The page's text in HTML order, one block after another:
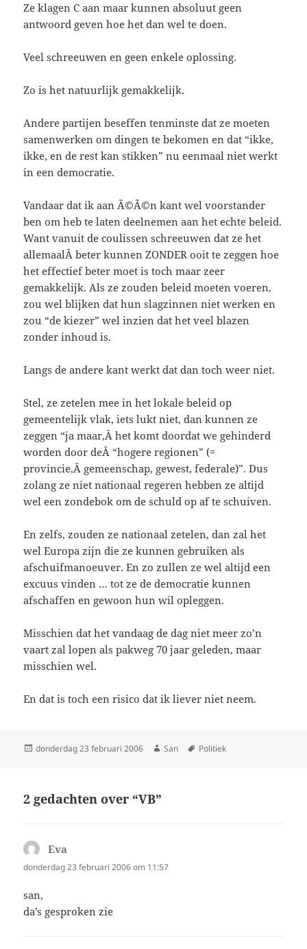
Ze klagen C aan maar kunnen absoluut geen
antwoord geven hoe het dan wel te doen.
Veel schreeuwen en geen enkele oplossing.
Zo is het natuurlijk gemakkelijk.
Andere partijen beseffen tenminste dat ze moeten
samenwerken om dingen te bekomen en dat “ikke,
ikke, en de rest kan stikken” nu eenmaal niet werkt
in een democratie.
Vandaar dat ik aan Ã©Ã©n kant wel voorstander
ben om heb te laten deelnemen aan het echte beleid.
Want vanuit de coulissen schreeuwen dat ze het
allemaalÂ beter kunnen ZONDER ooit te zeggen hoe
het effectief beter moet is toch maar zeer
gemakkelijk. Als ze zouden beleid moeten voeren,
zou wel blijken dat hun slagzinnen niet werken en
zou “de kiezer” wel inzien dat het veel blazen
zonder inhoud is.
Langs de andere kant werkt dat dan toch weer niet.
Stel, ze zetelen mee in het lokale beleid op
gemeentelijk vlak, iets lukt niet, dan kunnen ze
zeggen “ja maar,Â het komt doordat we gehinderd
worden door deÂ “hogere regionen” (=
provincie,Â gemeenschap, gewest, federale)”. Dus
zolang ze niet nationaal regeren hebben ze altijd
wel een zondebok om de schuld op af te schuiven.
En zelfs, zouden ze nationaal zetelen, dan zal het
wel Europa zijn die ze kunnen gebruiken als
afschuifmanoeuver. En zo zullen ze wel altijd een
excuus vinden … tot ze de democratie kunnen
afschaffen en gewoon hun wil opleggen.
Misschien dat het vandaag de dag niet meer zo’n
vaart zal lopen als pakweg 70 jaar geleden, maar
misschien wel.
En dat is toch een risico dat ik liever niet neem.
Geplaatst
donderdag 23 februari 2006 Auteur
San Tags
Politiek
2 gedachten over “VB”
Eva
donderdag 23 februari 2006 om 11:57
san,
da’s gesproken zie